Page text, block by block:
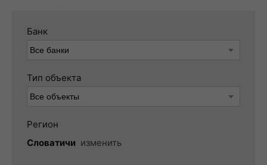
Банк
Тип объекта
Регион
Словатичи изменить